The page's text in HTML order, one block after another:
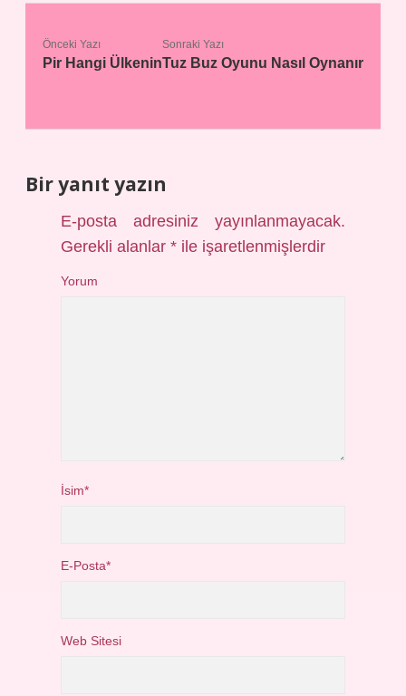
Önceki Yazı
Pir Hangi Ülkenin
Sonraki Yazı
Tuz Buz Oyunu Nasıl Oynanır
Bir yanıt yazın
E-posta adresiniz yayınlanmayacak.
Gerekli alanlar* ile işaretlenmişlerdir
Yorum
İsim*
E-Posta*
Web Sitesi